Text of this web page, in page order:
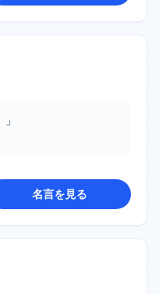
」
名言を見る